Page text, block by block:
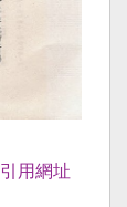
引用網址